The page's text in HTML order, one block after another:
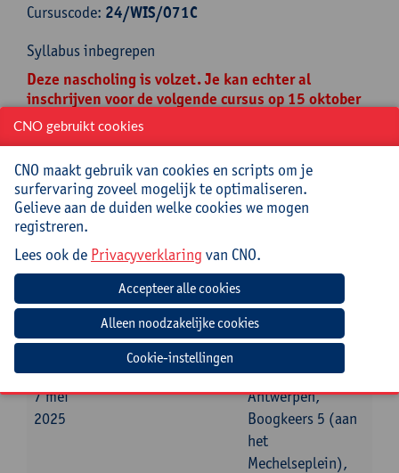
Cursuscode: 24/WIS/071C
Syllabus inbegrepen
Deze nascholing is volzet. Je kan echter al
inschrijven voor de volgende cursus op 15 oktober
2025 via deze link
Jouw bijdrage: 66 EUR.
Inlichtingen bij: Miet Oost, 03 265 29 79,
miet.oost@uantwerpen.be
Mee te brengen door cursist
opgeladen laptop
Datum
Beginuur Einduur
Locatie
woensdag
7 mei
2025
14:00u 17:00u
Universiteit
Antwerpen,
Boogkeers 5 (aan
het
Mechelseplein),
CNO gebruikt cookies
CNO maakt gebruik van cookies en scripts om je
surfervaring zoveel mogelijk te optimaliseren.
Gelieve aan de duiden welke cookies we mogen
registreren.
Lees ook de Privacyverklaring van CNO.
Cookie-instellingen